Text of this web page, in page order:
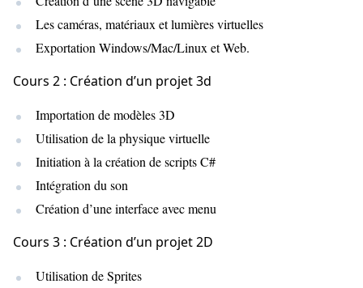
Les caméras, matériaux et lumières virtuelles
Exportation Windows/Mac/Linux et Web.
Cours 2 : Création d’un projet 3d
Importation de modèles 3D
Utilisation de la physique virtuelle
Initiation à la création de scripts C#
Intégration du son
Création d’une interface avec menu
Cours 3 : Création d’un projet 2D
Utilisation de Sprites